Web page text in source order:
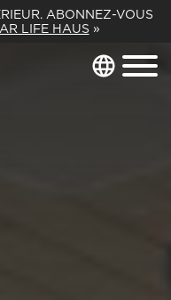
ABONNEZ-VOUS
LIFE HAUS »